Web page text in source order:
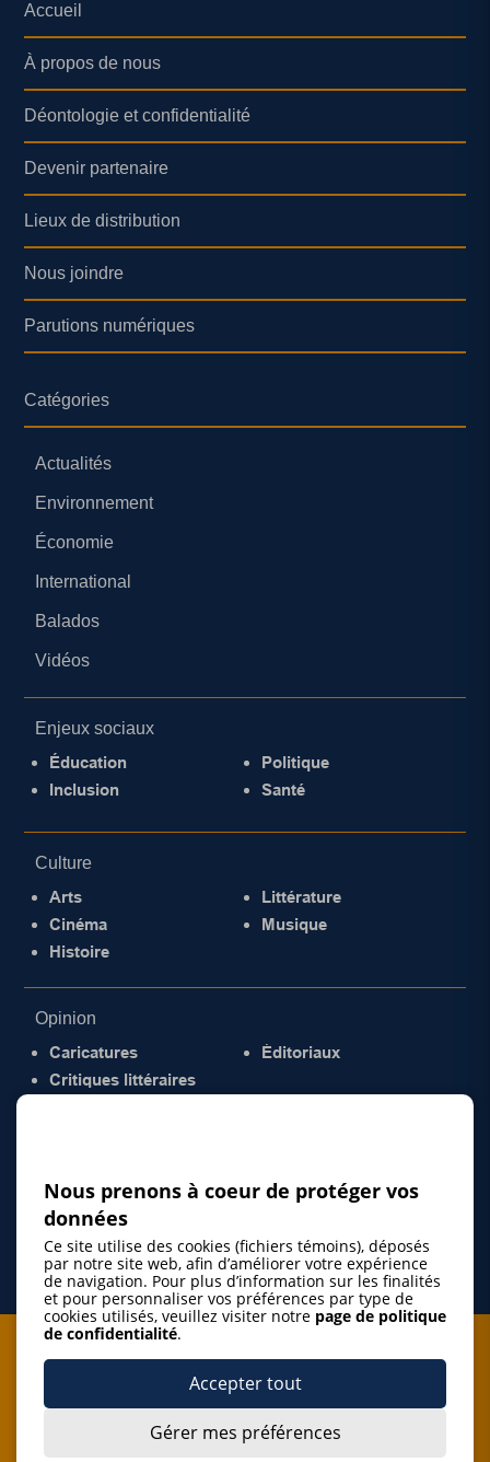
Accueil
À propos de nous
Déontologie et confidentialité
Devenir partenaire
Lieux de distribution
Nous joindre
Parutions numériques
Catégories
Actualités
Environnement
Économie
International
Balados
Vidéos
Enjeux sociaux
Éducation
Inclusion
Politique
Santé
Culture
Arts
Cinéma
Histoire
Littérature
Musique
Opinion
Caricatures
Critiques littéraires
Éditoriaux
Je m'abonne à l'infolettre
J’accepte de m’abonner à l’infolettre de La Gazette de la
Nous prenons à coeur de protéger vos
données
Ce site utilise des cookies (fichiers témoins), déposés
par notre site web, afin d’améliorer votre expérience
de navigation. Pour plus d’information sur les finalités
et pour personnaliser vos préférences par type de
cookies utilisés, veuillez visiter notre page de politique
de confidentialité.
Accepter tout
Gérer mes préférences